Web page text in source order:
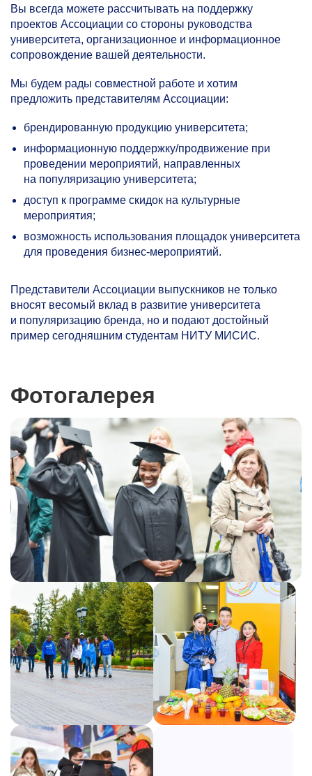
Вы всегда можете рассчитывать на поддержку
проектов Ассоциации со стороны руководства
университета, организационное и информационное
сопровождение вашей деятельности.
Мы будем рады совместной работе и хотим
предложить представителям Ассоциации:
брендированную продукцию университета;
информационную поддержку/продвижение при
проведении мероприятий, направленных
на популяризацию университета;
доступ к программе скидок на культурные
мероприятия;
возможность использования площадок университета
для проведения бизнес-мероприятий.
Представители Ассоциации выпускников не только
вносят весомый вклад в развитие университета
и популяризацию бренда, но и подают достойный
пример сегодняшним студентам НИТУ МИСИС.
Фотогалерея